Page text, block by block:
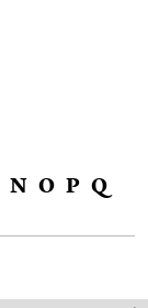
N O P Q